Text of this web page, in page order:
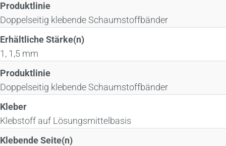
Produktlinie
Doppelseitig klebende Schaumstoffbänder
Erhältliche Stärke(n)
1, 1,5 mm
Produktlinie
Doppelseitig klebende Schaumstoffbänder
Kleber
Klebstoff auf Lösungsmittelbasis
Klebende Seite(n)